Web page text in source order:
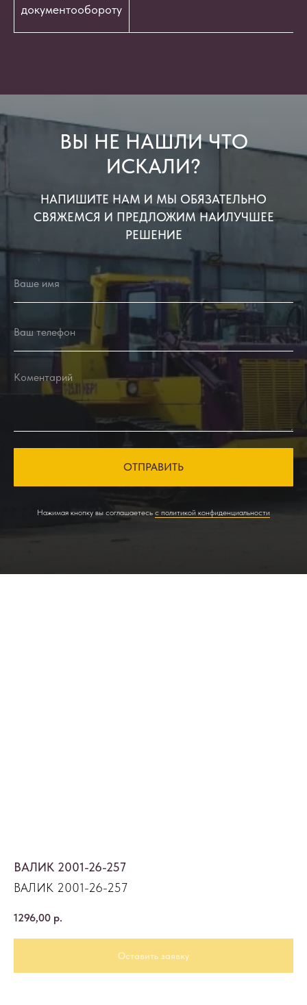
документообороту
ВЫ НЕ НАШЛИ ЧТО
ИСКАЛИ?
НАПИШИТЕ НАМ И МЫ ОБЯЗАТЕЛЬНО
СВЯЖЕМСЯ И ПРЕДЛОЖИМ НАИЛУЧШЕЕ
РЕШЕНИЕ
ОТПРАВИТЬ
Нажимая кнопку вы соглашаетесь с политикой конфиденциальности
ВАЛИК 2001-26-257
ВАЛИК 2001-26-257
1296,00 р.
Оставить заявку